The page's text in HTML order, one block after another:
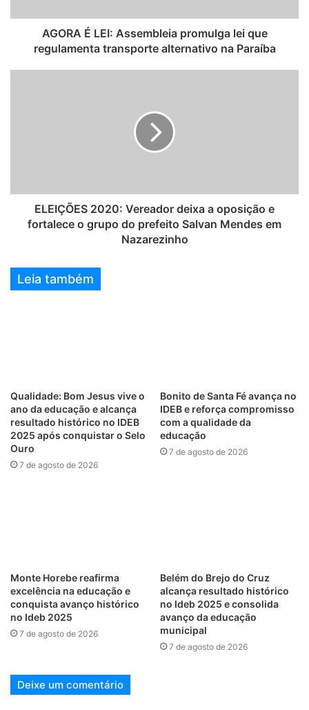
AGORA É LEI: Assembleia promulga lei que
regulamenta transporte alternativo na Paraíba
ELEIÇÕES 2020: Vereador deixa a oposição e
fortalece o grupo do prefeito Salvan Mendes em
Nazarezinho
Leia também
Qualidade: Bom Jesus vive o
ano da educação e alcança
resultado histórico no IDEB
2025 após conquistar o Selo
Ouro
7 de agosto de 2026
Bonito de Santa Fé avança no
IDEB e reforça compromisso
com a qualidade da
educação
7 de agosto de 2026
Monte Horebe reafirma
excelência na educação e
conquista avanço histórico
no Ideb 2025
7 de agosto de 2026
Belém do Brejo do Cruz
alcança resultado histórico
no Ideb 2025 e consolida
avanço da educação
municipal
7 de agosto de 2026
Deixe um comentário